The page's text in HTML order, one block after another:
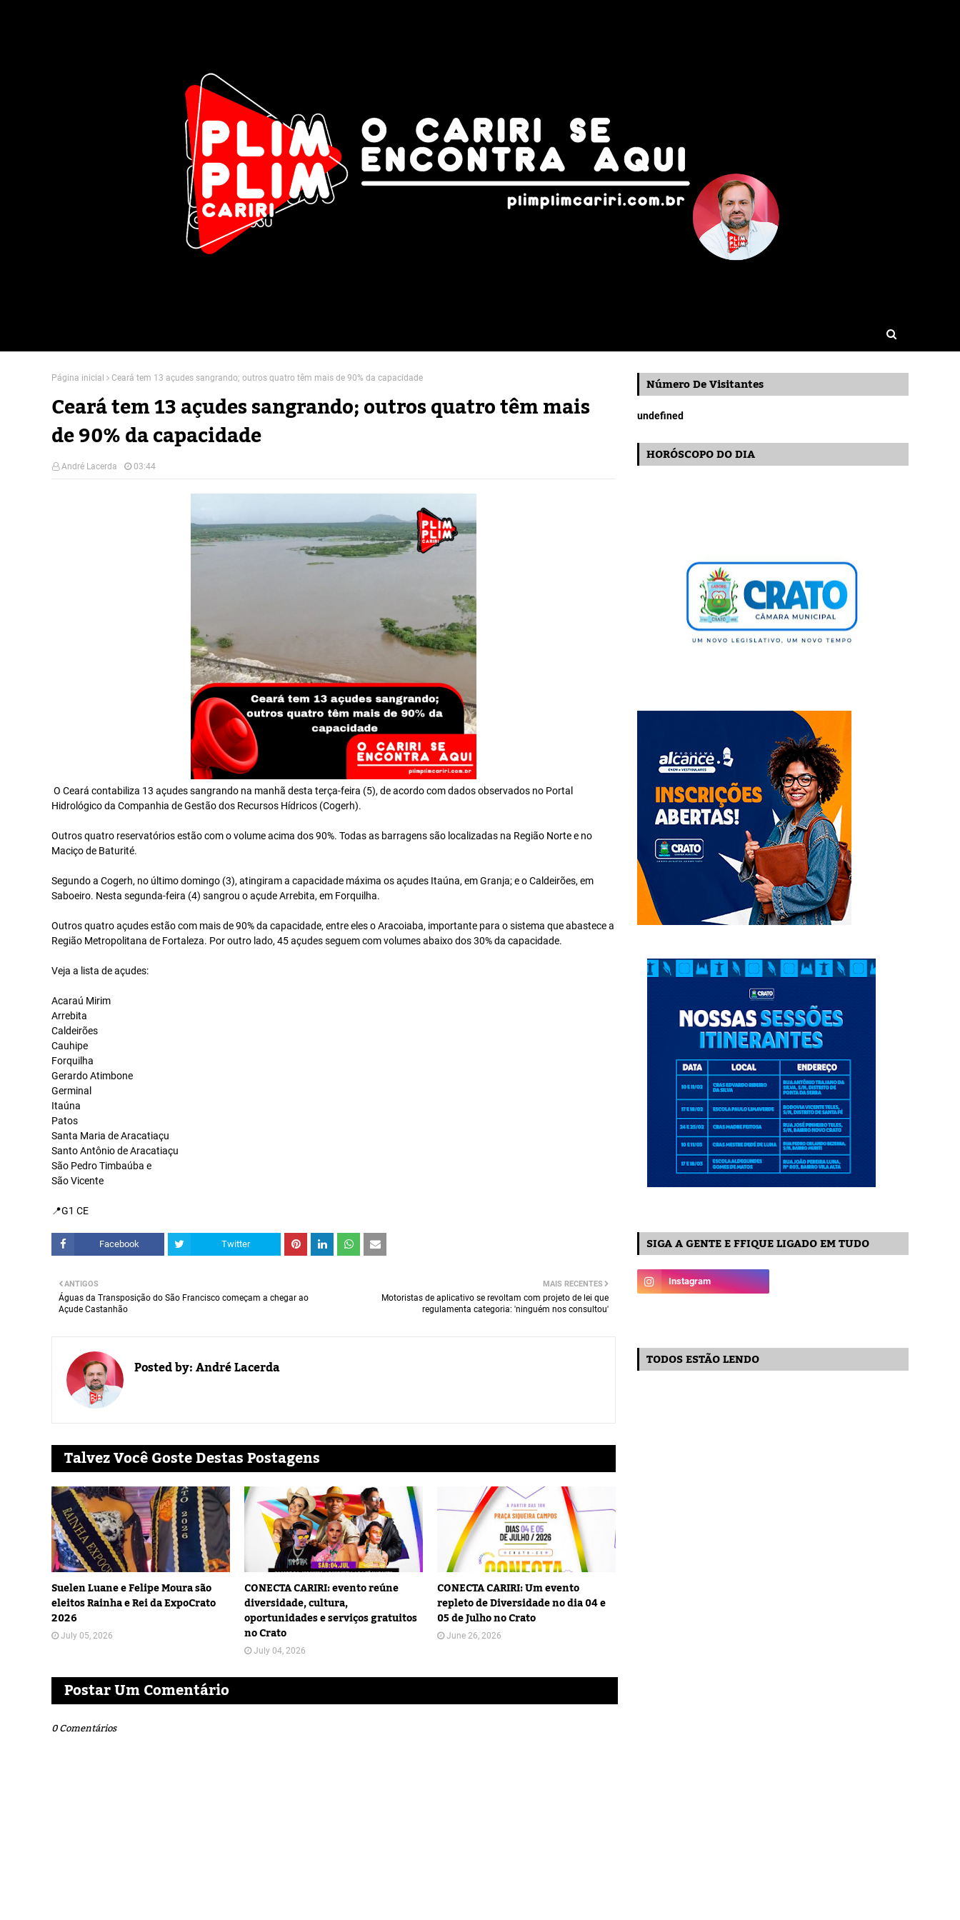
Página inicial Ceará tem 13 açudes sangrando; outros quatro têm mais de 90% da capacidade
Ceará tem 13 açudes sangrando; outros quatro têm mais
de 90% da capacidade
André Lacerda 03:44
O Ceará contabiliza 13 açudes sangrando na manhã desta terça-feira (5), de acordo com dados observados no Portal
Hidrológico da Companhia de Gestão dos Recursos Hídricos (Cogerh).
Outros quatro reservatórios estão com o volume acima dos 90%. Todas as barragens são localizadas na Região Norte e no
Maciço de Baturité.
Segundo a Cogerh, no último domingo (3), atingiram a capacidade máxima os açudes Itaúna, em Granja; e o Caldeirões, em
Saboeiro. Nesta segunda-feira (4) sangrou o açude Arrebita, em Forquilha.
Outros quatro açudes estão com mais de 90% da capacidade, entre eles o Aracoiaba, importante para o sistema que abastece a
Região Metropolitana de Fortaleza. Por outro lado, 45 açudes seguem com volumes abaixo dos 30% da capacidade.
Veja a lista de açudes:
Acaraú Mirim
Arrebita
Caldeirões
Cauhipe
Forquilha
Gerardo Atimbone
Germinal
Itaúna
Patos
Santa Maria de Aracatiaçu
Santo Antônio de Aracatiaçu
São Pedro Timbaúba e
São Vicente
📍G1 CE
Facebook Twitter
MAIS RECENTES
Motoristas de aplicativo se revoltam com projeto de lei que
regulamenta categoria: 'ninguém nos consultou'
ANTIGOS
Águas da Transposição do São Francisco começam a chegar ao
Açude Castanhão
Posted by:André Lacerda
Talvez Você Goste Destas Postagens
Suelen Luane e Felipe Moura são
eleitos Rainha e Rei da ExpoCrato
2026
July 05, 2026
CONECTA CARIRI: evento reúne
diversidade, cultura,
oportunidades e serviços gratuitos
no Crato
July 04, 2026
CONECTA CARIRI: Um evento
repleto de Diversidade no dia 04 e
05 de Julho no Crato
June 26, 2026
Postar Um Comentário
0 Comentários
Número De Visitantes
undefned
HORÓSCOPO DO DIA
SIGA A GENTE E FFIQUE LIGADO EM TUDO
TODOS ESTÃO LENDO